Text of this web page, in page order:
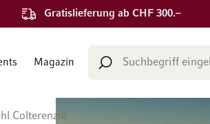
Gratislieferung ab CHF 300.–
Magazin
Suche
Colterenzio